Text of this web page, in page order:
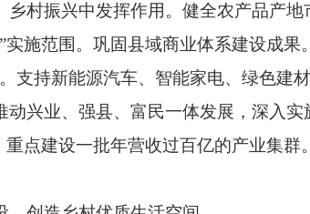
村振兴中发挥作用。健全农产品产
施范围。巩固县域商业体系建设成
支持新能源汽车、智能家电、绿色建材
业、强县、富民一体发展，深入实
点建设一批年营收过百亿的产业集